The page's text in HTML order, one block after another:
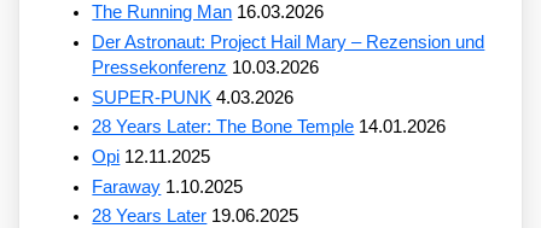
The Running Man 16.03.2026
Der Astronaut: Project Hail Mary – Rezension und
Pressekonferenz 10.03.2026
SUPER-PUNK 4.03.2026
28 Years Later: The Bone Temple 14.01.2026
Opi 12.11.2025
Faraway 1.10.2025
28 Years Later 19.06.2025